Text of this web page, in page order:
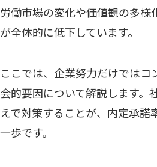
労働市場の変化や価値観の多様
が全体的に低下しています。
ここでは、企業努力だけではコ
会的要因について解説します。
えで対策することが、内定承諾
一歩です。